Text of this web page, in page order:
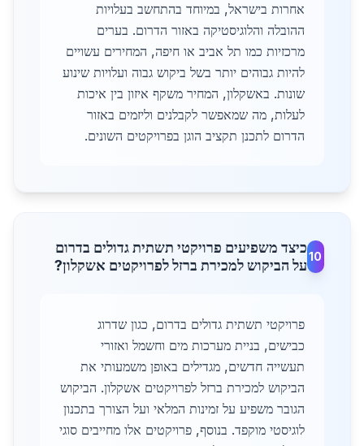
אחרות בישראל, במיוחד בהתחשב בעלויות
ההובלה והלוגיסטיקה באזור הדרום. בערים
מרכזיות כמו תל אביב או חיפה, המחירים עשויים
להיות גבוהים יותר בשל ביקוש גבוה ועלויות שינוע
שונות. באשקלון, המחיר משקף איזון בין איכות
לעלות, מה שמאפשר לקבלנים וליזמים באזור
הדרום לתכנן תקציב הוגן בפרויקטים השונים.
10
כיצד משפיעים פרויקטי תשתית גדולים בדרום
על הביקוש למכירת ברזל לפרויקטים אשקלון?
פרויקטי תשתית גדולים בדרום, כגון שדרוג
כבישים, בניית מערכות מים וחשמל ואזורי
תעשייה חדשים, מגדילים באופן משמעותי את
הביקוש למכירת ברזל לפרויקטים אשקלון. הביקוש
הגובר משפיע על זמינות המלאי ועל הצורך בתכנון
לוגיסטי מוקפד. בנוסף, פרויקטים אלו מחייבים סוגי